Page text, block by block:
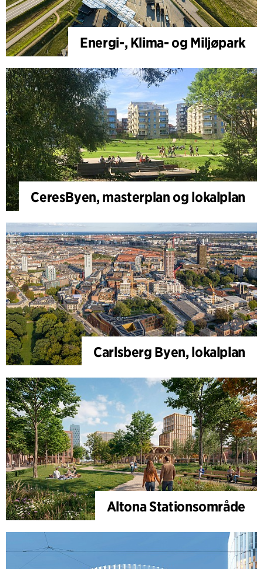
Energi-, Klima- og Miljøpark
CeresByen, masterplan og lokalplan
Carlsberg Byen, lokalplan
Altona Stationsområde